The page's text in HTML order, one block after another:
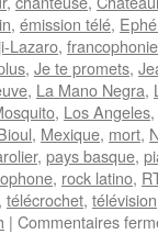
, émission télé,
Lazaro, francophonie
, Je te promets,
, La Mano Negra,
, Los Angeles,
, Mexique, mort,
, pays basque,
, rock latino,
, télécrochet, télévision
| Commentaires